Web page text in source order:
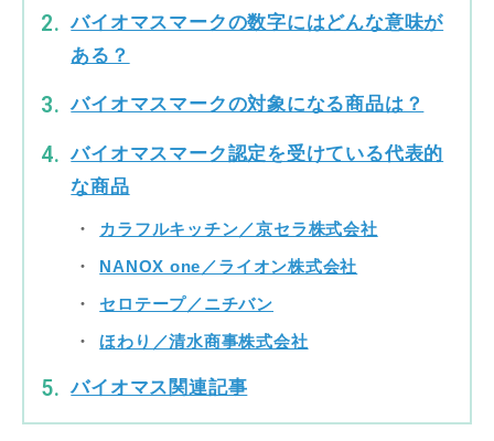
バイオマスマークの数字にはどんな意味が
ある？
バイオマスマークの対象になる商品は？
バイオマスマーク認定を受けている代表的
な商品
カラフルキッチン／京セラ株式会社
NANOX one／ライオン株式会社
セロテープ／ニチバン
ほわり／清水商事株式会社
バイオマス関連記事